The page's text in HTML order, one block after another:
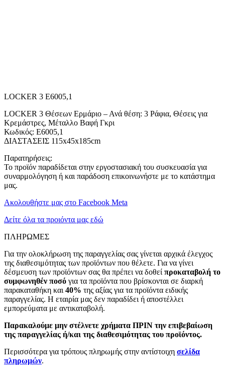
LOCKER 3 E6005,1
LOCKER 3 Θέσεων Ερμάριο – Ανά θέση: 3 Ράφια, Θέσεις για
Κρεμάστρες, Μέταλλο Βαφή Γκρι
Κωδικός: Ε6005,1
ΔΙΑΣΤΑΣΕΙΣ 115x45x185cm
Παρατηρήσεις:
Το προϊόν παραδίδεται στην εργοστασιακή του συσκευασία για
συναρμολόγηση ή και παράδοση επικοινωνήστε με το κατάστημα
μας.
Ακολουθήστε μας στο Facebook Meta
Δείτε όλα τα προιόντα μας εδώ
ΠΛΗΡΩΜΕΣ
Για την ολοκλήρωση της παραγγελίας σας γίνεται αρχικά έλεγχος
της διαθεσιμότητας των προϊόντων που θέλετε. Για να γίνει
δέσμευση των προϊόντων σας θα πρέπει να δοθεί προκαταβολή το
συμφωνηθέν ποσό για τα προϊόντα που βρίσκονται σε διαρκή
παρακαταθήκη και 40% της αξίας για τα προϊόντα ειδικής
παραγγελίας. Η εταιρία μας δεν παραδίδει ή αποστέλλει
εμπορεύματα με αντικαταβολή.
Παρακαλούμε μην στέλνετε χρήματα ΠΡΙΝ την επιβεβαίωση
της παραγγελίας ή/και της διαθεσιμότητας του προϊόντος.
Περισσότερα για τρόπους πληρωμής στην αντίστοιχη σελίδα
πληρωμών.